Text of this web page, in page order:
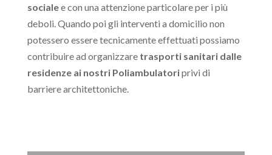
socialee con una attenzione particolare per i più
deboli. Quando poi gli interventi a domicilio non
potessero essere tecnicamente effettuati possiamo
contribuire ad organizzare trasporti sanitari dalle
residenze ai nostri Poliambulatoriprivi di
barriere architettoniche.